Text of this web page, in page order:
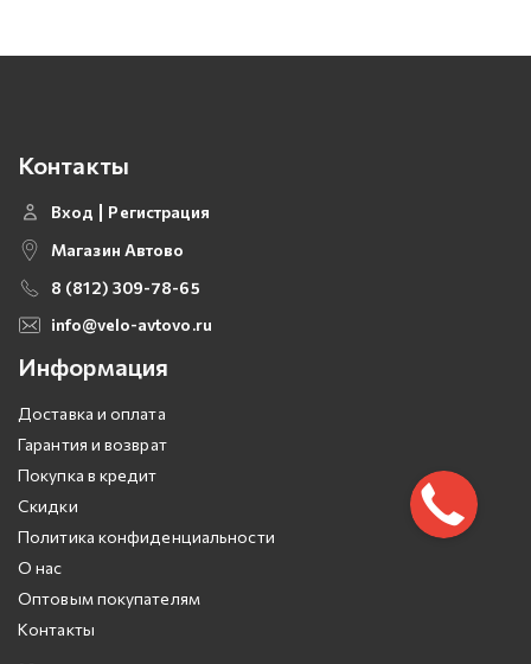
Контакты
Вход
Регистрация
Магазин Автово
8 (812) 309-78-65
info@velo-avtovo.ru
Информация
Доставка и оплата
Гарантия и возврат
Покупка в кредит
Скидки
Политика конфиденциальности
О нас
Оптовым покупателям
Контакты